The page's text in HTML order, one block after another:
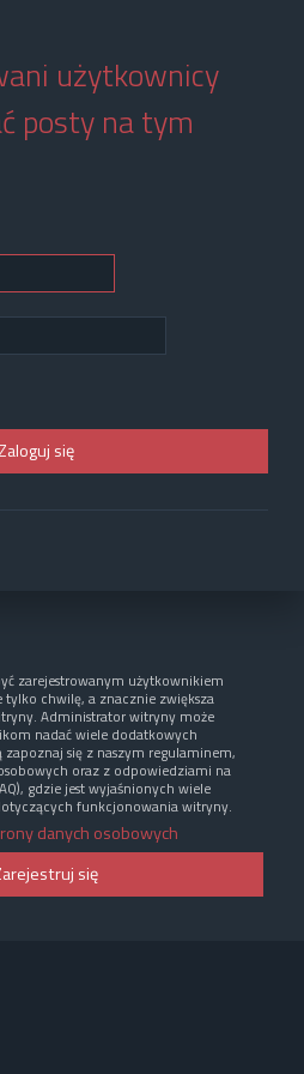
użytkownicy
posty na tym
zarejestrowanym użytkownikiem
chwilę, a znacznie zwiększa
Administrator witryny może
nadać wiele dodatkowych
zapoznaj się z naszym regulaminem,
oraz z odpowiedziami na
gdzie jest wyjaśnionych wiele
funkcjonowania witryny.
danych osobowych
się